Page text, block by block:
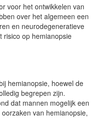
voor het ontwikkelen van
over het algemeen een
en neurodegeneratieve
risico op hemianopsie
hemianopsie, hoewel de
begrepen zijn.
dat mannen mogelijk een
van hemianopsie,